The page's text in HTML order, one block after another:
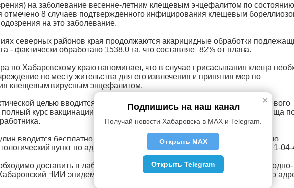
на заболевание весенне-летним клещевым энцефалитом по
отмечено 8 случаев подтвержденного инфицирования клещевым
на это заболевание.
северных районов края продолжаются акарицидные обработки
- фактически обработано 1538,0 га, что составляет 82% от плана.
по Хабаровскому краю напоминает, что в случае присасывания клеща
по месту жительства для его извлечения и принятия мер по
клещевым вирусным энцефалитом.
целью вводится лицам, которые не были привиты против клещевого
курс вакцинации не позднее 4 дней с момента присасывания клеща
вводится бесплатно. Жителям краевой столицы для этого необходимо
пункт по адресу: г. Хабаровск, ул. Прогрессивная, д. 8, тел. 91-04-
доставить в лабораторию клещевого энцефалита и других природно-
НИИ эпидемиологии и микробиологии» Роспотребнадзора по
✕
Подпишись на наш канал
Получай новости Хабаровска в MAX и Telegram.
Открыть MAX
Открыть Telegram